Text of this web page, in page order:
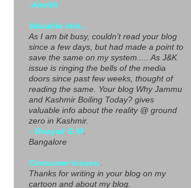
-Amrith
Valuable Info..
As I am bit busy, couldn’t read your blog
since a few days, but had made a point to
save the same on my system..... As J&K
issue is ringing the bells of the media
doors since past few weeks, thought of
reading the same. Your blog Why Jammu
and Kashmir Boiling Today? gives
valuable info about the reality @ ground
zero in Kashmir.
- Vinayak G M,
Bangalore
Consumer Issues..
Thanks for writing in your blog on my
cartoon and about my blog.